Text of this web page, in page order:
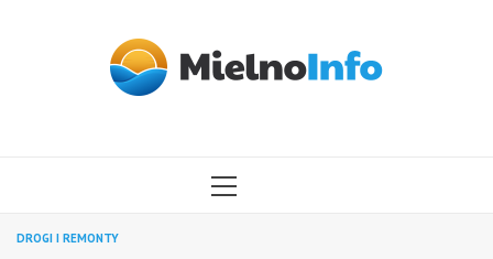
MENU
DROGI I REMONTY